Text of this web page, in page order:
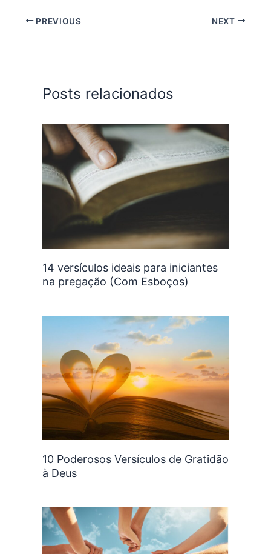
PREVIOUS NEXT
Posts relacionados
14 versículos ideais para iniciantes
na pregação (Com Esboços)
10 Poderosos Versículos de Gratidão
à Deus